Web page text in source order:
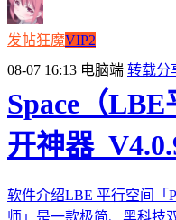
发帖狂魔VIP2
08-07 16:13 电脑端 转载分
Space（
开神器
软件介绍LBE 平行空间「
师」是一款极简、黑科技